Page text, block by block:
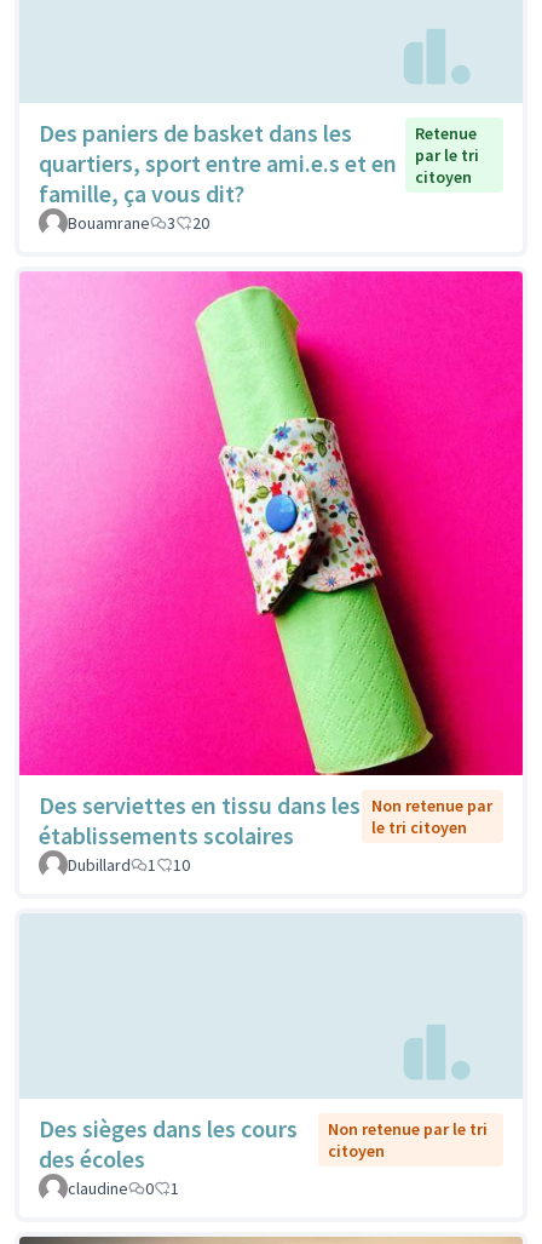
Des paniers de basket dans les
quartiers, sport entre ami.e.s et en
famille, ça vous dit?
Retenue
par le tri
citoyen
Bouamrane 3 20
Des serviettes en tissu dans les
établissements scolaires
Non retenue par
le tri citoyen
Dubillard
1 10
Des sièges dans les cours
des écoles
Non retenue par le tri
citoyen
claudine
0 1